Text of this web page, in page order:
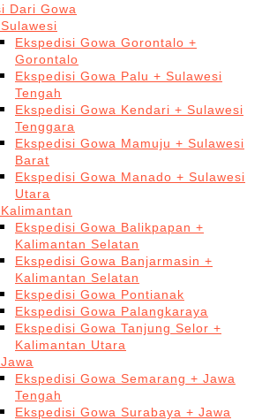
Dari Gowa
Ekspedisi Gowa Gorontalo +
Gorontalo
Ekspedisi Gowa Palu + Sulawesi
Tengah
Ekspedisi Gowa Kendari + Sulawesi
Tenggara
Ekspedisi Gowa Mamuju + Sulawesi
Barat
Ekspedisi Gowa Manado + Sulawesi
Utara
Ekspedisi Gowa Balikpapan +
Kalimantan Selatan
Ekspedisi Gowa Banjarmasin +
Kalimantan Selatan
Ekspedisi Gowa Pontianak
Ekspedisi Gowa Palangkaraya
Ekspedisi Gowa Tanjung Selor +
Kalimantan Utara
Ekspedisi Gowa Semarang + Jawa
Tengah
Ekspedisi Gowa Surabaya + Jawa